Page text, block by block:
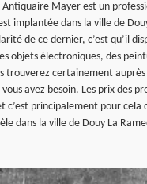
Mayer est un
implantée dans la ville de
de ce dernier, c’est qu’il
objets électroniques, des
trouverez certainement
avez besoin. Les prix des
c’est principalement pour cela
dans la ville de Douy La